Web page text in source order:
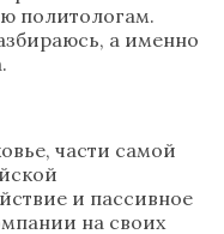
политологам.
а именно
части самой
и пассивное
на своих